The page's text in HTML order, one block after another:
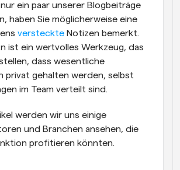
ein paar unserer Blogbeiträge
haben Sie möglicherweise eine
versteckte Notizen bemerkt.
ist ein wertvolles Werkzeug, das
dass wesentliche
privat gehalten werden, selbst
im Team verteilt sind.
werden wir uns einige
und Branchen ansehen, die
profitieren könnten.